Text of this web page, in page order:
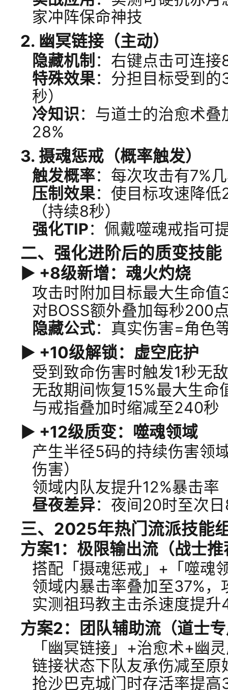
家冲阵保命神技
2. 幽冥链接（主动）
隐藏机制 ：右键点击可连
特殊效果：分担目标受到
秒）
冷知识：与道士的治愈术
28%
3. 摄魂惩戒（概率触发）
触发概率：每次攻击有7%
压制效果：使目标攻速降低
（持续8秒）
强化TIP：佩戴噬魂戒指可
二、强化进阶后的质变技
▶ +8级新增： 魂火灼烧
攻击时附加目标最大生命值
对BOSS额外叠加每秒200
隐藏公式：真实伤害=角色
▶ +10级解锁： 虚空庇护
受到致命伤害时触发1秒无
无敌期间恢复15%最大生命
与戒指叠加时缩减至240秒
▶ +12级质变： 噬魂领域
产生半径5码的持续伤害领
伤害）
领域内队友提升12%暴击率
昼夜差异：夜间20时至次
三、2025年热门流派技能
方案1：极限输出流（战士
搭配「摄魂惩戒」+「噬魂
领域内暴击率叠加至37%，
实测祖玛教主击杀速度提升
方案2：团队辅助流（道士
「幽冥链接」+治愈术+幽
链接状态下队友承伤减至原
抢沙巴克城门时存活率提高